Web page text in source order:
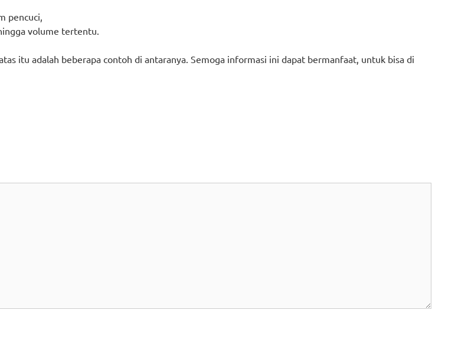
pencuci,
volume tertentu.
itu adalah beberapa contoh di antaranya. Semoga informasi ini dapat bermanfaat, untuk bisa di